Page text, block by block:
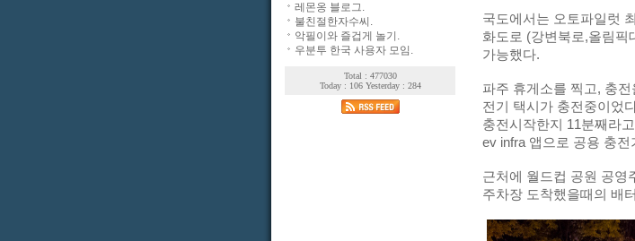
국도에서는 오토파일럿
화도로 (강변북로,올림픽
가능했다.
파주 휴게소를 찍고, 충
전기 택시가 충전중이었
충전시작한지 11분째라
ev infra 앱으로 공용 충
근처에 월드컵 공원 공영
주차장 도착했을때의 배
레몬옹 블로그.
불친절한자수씨.
악필이와 즐겁게 놀기.
우분투 한국 사용자 모임.
Total : 477030
Today : 106 Yesterday : 284